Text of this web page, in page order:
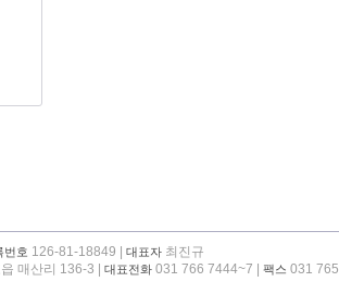
번호 126-81-18849 | 대표자 최진규
매산리 136-3 | 대표전화 031 766 7444~7 | 팩스 031